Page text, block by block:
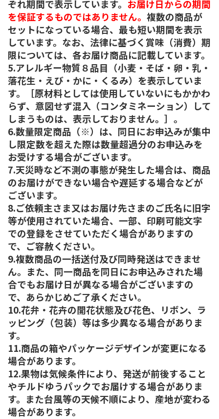
ぞれ期間で表示しています。 お届け日からの期間
を保証するものではありません。 複数の商品が
セットになっている場合、最も短い期間を表示
しています。なお、法律に基づく賞味（消費）期
限については、各お届け商品に記載しています。
5.アレルギー物質８品目（小麦・そば・卵・乳・
落花生・えび・かに・くるみ）を表示していま
す。［原材料としては使用していないにもかかわ
らず、意図せず混入（コンタミネーション）して
しまうものは、表示しておりません。］。
6.数量限定商品（※）は、同日にお申込みが集中
し限定数を超えた際は数量超過分のお申込みを
お受けする場合がございます。
7.天災時など不測の事態が発生した場合は、商品
のお届けができない場合や遅延する場合などが
ございます。
8.ご依頼主さま又はお届け先さまのご氏名に旧字
等が使用されていた場合、一部、印刷可能文字
での登録をさせていただく場合がありますの
で、ご容赦ください。
9.複数商品の一括送付及び同時発送はできませ
ん。また、同一商品を同日にお申込みされた場
合でもお届け日が異なる場合がございますの
で、あらかじめご了承ください。
10.花弁・花卉の開花状態及び花色、リボン、ラ
ッピング（包装）等は多少異なる場合がありま
す。
11.商品の箱やパッケージデザインが変更になる
場合があります。
12.果物は気候条件により、発送が前後すること
やチルドゆうパックでお届けする場合がありま
す。また台風等の天候不順により、産地が変わる
場合があります。